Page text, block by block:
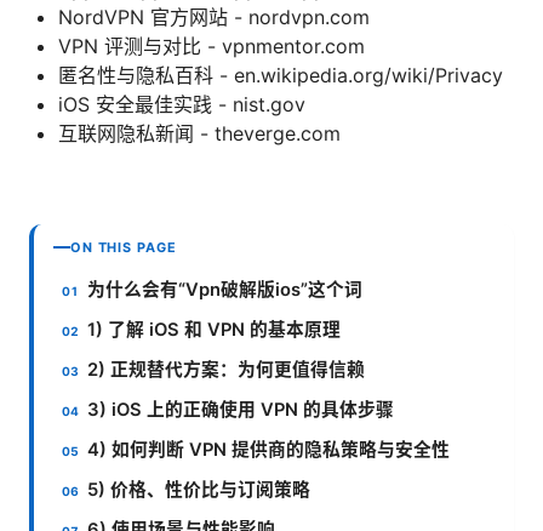
NordVPN 官方网站 - nordvpn.com
VPN 评测与对比 - vpnmentor.com
匿名性与隐私百科 - en.wikipedia.org/wiki/Privacy
iOS 安全最佳实践 - nist.gov
互联网隐私新闻 - theverge.com
ON THIS PAGE
为什么会有“Vpn破解版ios”这个词
1) 了解 iOS 和 VPN 的基本原理
2) 正规替代方案：为何更值得信赖
3) iOS 上的正确使用 VPN 的具体步骤
4) 如何判断 VPN 提供商的隐私策略与安全性
5) 价格、性价比与订阅策略